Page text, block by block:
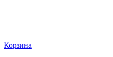
Корзина